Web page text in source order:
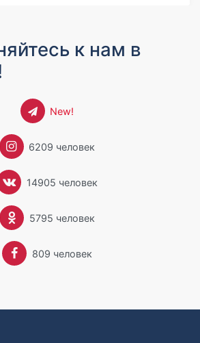
к нам в
New!
6209 человек
14905 человек
5795 человек
809 человек